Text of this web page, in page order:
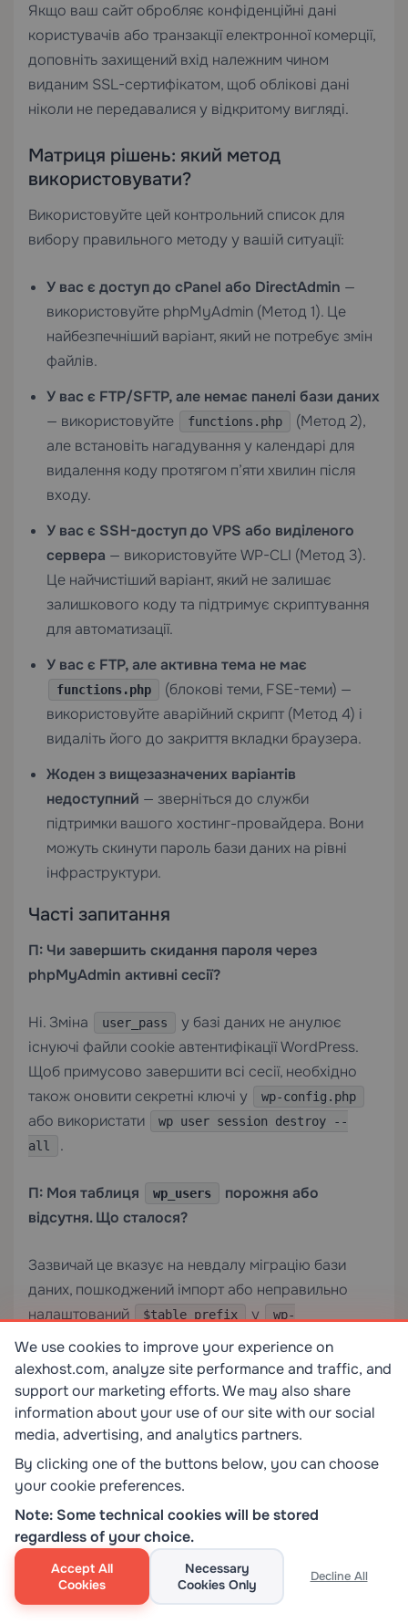
Якщо ваш сайт обробляє конфіденційні дані
користувачів або транзакції електронної комерції,
доповніть захищений вхід належним чином
виданим SSL-сертифікатом, щоб облікові дані
ніколи не передавалися у відкритому вигляді.
Матриця рішень: який метод
використовувати?
Використовуйте цей контрольний список для
вибору правильного методу у вашій ситуації:
У вас є доступ до cPanel або DirectAdmin —
використовуйте phpMyAdmin (Метод 1). Це
найбезпечніший варіант, який не потребує змін
файлів.
У вас є FTP/SFTP, але немає панелі бази даних
— використовуйте
functions.php
(Метод 2),
але встановіть нагадування у календарі для
видалення коду протягом п’яти хвилин після
входу.
У вас є SSH-доступ до VPS або виділеного
сервера — використовуйте WP-CLI (Метод 3).
Це найчистіший варіант, який не залишає
залишкового коду та підтримує скриптування
для автоматизації.
У вас є FTP, але активна тема не має
functions.php
(блокові теми, FSE-теми) —
використовуйте аварійний скрипт (Метод 4) і
видаліть його до закриття вкладки браузера.
Жоден з вищезазначених варіантів
недоступний — зверніться до служби
підтримки вашого хостинг-провайдера. Вони
можуть скинути пароль бази даних на рівні
інфраструктури.
Часті запитання
П: Чи завершить скидання пароля через
phpMyAdmin активні сесії?
Ні. Зміна user_pass
у базі даних не анулює
існуючі файли cookie автентифікації WordPress.
Щоб примусово завершити всі сесії, необхідно
також оновити секретні ключі у
wp-config.php
або використати
wp user session destroy --
all
.
П: Моя таблиця wp_users
порожня або
відсутня. Що сталося?
Зазвичай це вказує на невдалу міграцію бази
даних, пошкоджений імпорт або неправильно
налаштований
$table_prefix у
wp-
config.php
. Перевірте, чи відповідає префікс
фактичним назвам таблиць у phpMyAdmin. Якщо
таблиця дійсно відсутня, відновіть її з резервної
копії бази даних.
П: Чи можна використовувати MD5 у
phpMyAdmin, навіть якщо WordPress тепер
використовує bcrypt?
Так. Рівень автентифікації WordPress виявляє
паролі, хешовані MD5, під час входу та приймає їх
для зворотної сумісності, а потім негайно
We use cookies to improve your experience on
alexhost.com, analyze site performance and traffic, and
support our marketing efforts. We may also share
information about your use of our site with our social
media, advertising, and analytics partners.
By clicking one of the buttons below, you can choose
your cookie preferences.
Note: Some technical cookies will be stored
regardless of your choice.
Accept All
Cookies
Necessary
Cookies Only
Decline All